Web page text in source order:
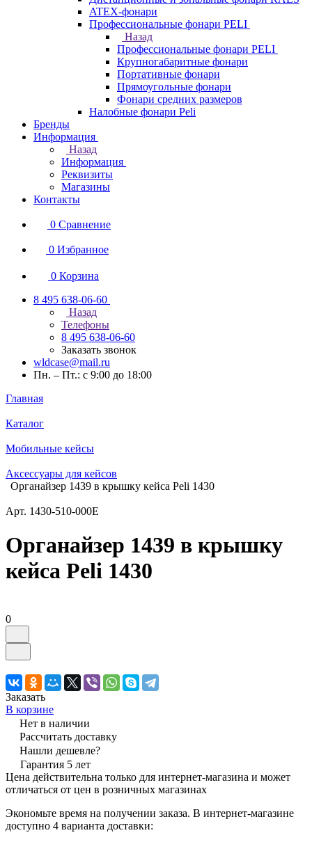
ATEX-фонари
Профессиональные фонари PELI
Назад
Профессиональные фонари PELI
Крупногабаритные фонари
Портативные фонари
Прямоугольные фонари
Фонари средних размеров
Налобные фонари Peli
Бренды
Информация
Назад
Информация
Реквизиты
Магазины
Контакты
0 Сравнение
0 Избранное
0 Корзина
8 495 638-06-60
Назад
Телефоны
8 495 638-06-60
Заказать звонок
wldcase@mail.ru
Пн. – Пт.: с 9:00 до 18:00
Главная
Каталог
Мобильные кейсы
Аксессуары для кейсов
Органайзер 1439 в крышку кейса Peli 1430
Арт. 1430-510-000E
Органайзер 1439 в крышку
кейса Peli 1430
0
Заказать
В корзине
Нет в наличии
Рассчитать доставку
Нашли дешевле?
Гарантия 5 лет
Цена действительна только для интернет-магазина и может
отличаться от цен в розничных магазинах
Экономьте время на получении заказа. В интернет-магазине
доступно 4 варианта доставки: